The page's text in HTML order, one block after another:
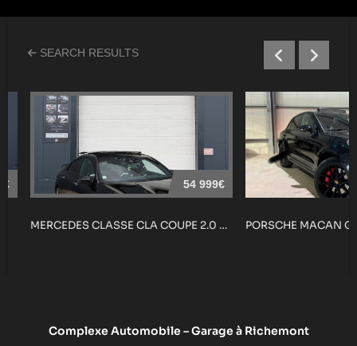
SEARCH RESULTS
54 999€
MERCEDES CLASSE CLA COUPE 2.0 35 30...
Complexe Automobile – Garage à Richemont